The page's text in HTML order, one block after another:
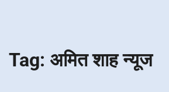
Tag: अमित शाह न्यूज